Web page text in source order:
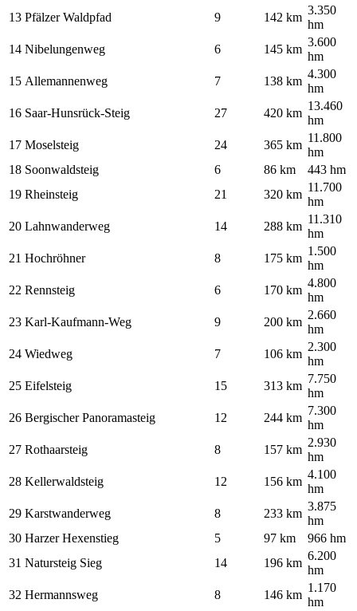
13 Pfälzer Waldpfad 9 142 km
3.350
hm
14 Nibelungenweg 6 145 km
3.600
hm
15 Allemannenweg 7 138 km
4.300
hm
16 Saar-Hunsrück-Steig 27 420 km
13.460
hm
17 Moselsteig 24 365 km
11.800
hm
18 Soonwaldsteig 6 86 km
443 hm
19 Rheinsteig 21 320 km
11.700
hm
20 Lahnwanderweg 14 288 km
11.310
hm
21 Hochröhner 8 175 km
1.500
hm
22 Rennsteig 6 170 km
4.800
hm
23 Karl-Kaufmann-Weg 9 200 km
2.660
hm
24 Wiedweg 7 106 km
2.300
hm
25 Eifelsteig 15 313 km
7.750
hm
26 Bergischer Panoramasteig 12 244 km
7.300
hm
27 Rothaarsteig 8 157 km
2.930
hm
28 Kellerwaldsteig 12 156 km
4.100
hm
29 Karstwanderweg 8 233 km
3.875
hm
30 Harzer Hexenstieg 5 97 km
966 hm
31 Natursteig Sieg 14 196 km
6.200
hm
32 Hermannsweg 8 146 km
1.170
hm